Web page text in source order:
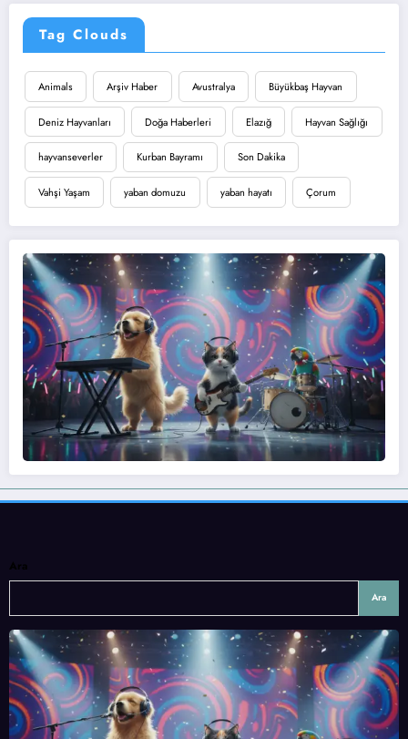
Tag Clouds
Animals Arşiv Haber Avustralya Büyükbaş Hayvan
Deniz Hayvanları Doğa Haberleri Elazığ Hayvan Sağlığı
hayvanseverler Kurban Bayramı Son Dakika
Vahşi Yaşam yaban domuzu yaban hayatı Çorum
Ara
Ara